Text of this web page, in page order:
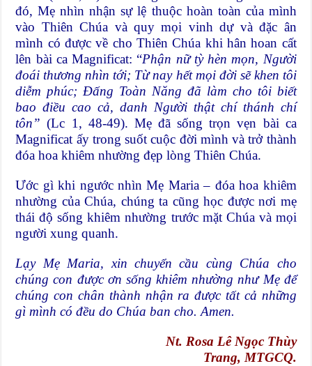
đó, Mẹ nhìn nhận sự lệ thuộc hoàn toàn của mình
vào Thiên Chúa và quy mọi vinh dự và đặc ân
mình có được về cho Thiên Chúa khi hân hoan cất
lên bài ca Magnificat: “Phận nữ tỳ hèn mọn, Người
đoái thương nhìn tới; Từ nay hết mọi đời sẽ khen tôi
diễm phúc; Đấng Toàn Năng đã làm cho tôi biết
bao điều cao cả, danh Người thật chí thánh chí
tôn” (Lc 1, 48-49). Mẹ đã sống trọn vẹn bài ca
Magnificat ấy trong suốt cuộc đời mình và trở thành
đóa hoa khiêm nhường đẹp lòng Thiên Chúa.
Ước gì khi ngước nhìn Mẹ Maria – đóa hoa khiêm
nhường của Chúa, chúng ta cũng học được nơi mẹ
thái độ sống khiêm nhường trước mặt Chúa và mọi
người xung quanh.
Lạy Mẹ Maria, xin chuyển cầu cùng Chúa cho
chúng con được ơn sống khiêm nhường như Mẹ để
chúng con chân thành nhận ra được tất cả những
gì mình có đều do Chúa ban cho. Amen.
Nt. Rosa Lê Ngọc Thùy
Trang, MTGCQ.